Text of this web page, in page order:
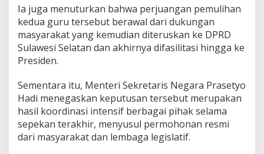
d
i
k
Ia juga menuturkan bahwa perjuangan pemulihan
kedua guru tersebut berawal dari dukungan
masyarakat yang kemudian diteruskan ke DPRD
Sulawesi Selatan dan akhirnya difasilitasi hingga ke
Presiden.
Sementara itu, Menteri Sekretaris Negara Prasetyo
Hadi menegaskan keputusan tersebut merupakan
hasil koordinasi intensif berbagai pihak selama
sepekan terakhir, menyusul permohonan resmi
dari masyarakat dan lembaga legislatif.